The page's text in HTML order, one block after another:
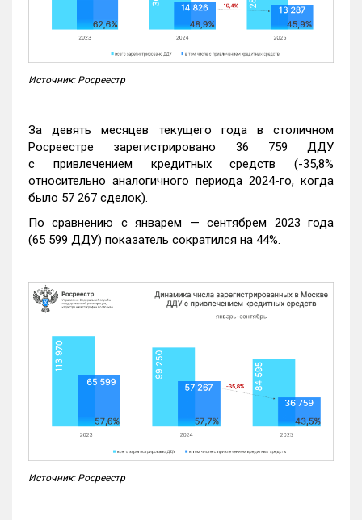
Источник: Росреестр
За девять месяцев текущего года в столичном
Росреестре зарегистрировано 36 759 ДДУ
с привлечением кредитных средств (-35,8%
относительно аналогичного периода 2024-го, когда
было 57 267 сделок).
По сравнению с январем — сентябрем 2023 года
(65 599 ДДУ) показатель сократился на 44%.
Источник: Росреестр